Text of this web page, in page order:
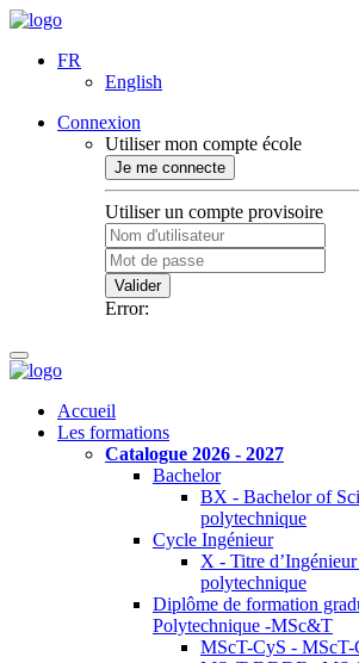
FR
English
Connexion
Utiliser mon compte école
Je me connecte
Utiliser un compte provisoire
Valider
Error:
Accueil
Les formations
Catalogue 2026 - 2027
Bachelor
BX - Bachelor of
polytechnique
Cycle Ingénieur
X - Titre
polytechnique
Diplôme de formation
Polytechnique -MSc&T
MScT-CyS -